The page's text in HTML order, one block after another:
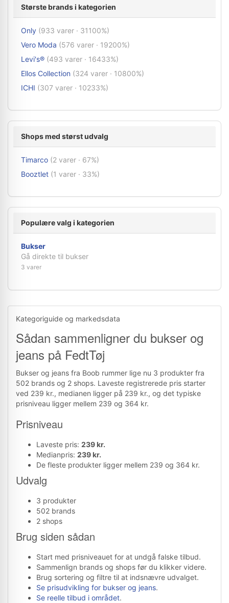
Største brands i kategorien
Only (933 varer · 31100%)
Vero Moda (576 varer · 19200%)
Levi's® (493 varer · 16433%)
Ellos Collection (324 varer · 10800%)
ICHI (307 varer · 10233%)
Shops med størst udvalg
Timarco (2 varer · 67%)
Booztlet (1 varer · 33%)
Populære valg i kategorien
Bukser
Gå direkte til bukser
3 varer
Kategoriguide og markedsdata
Sådan sammenligner du bukser og
jeans på FedtTøj
Bukser og jeans fra Boob rummer lige nu 3 produkter fra
502 brands og 2 shops. Laveste registrerede pris starter
ved 239 kr., medianen ligger på 239 kr., og det typiske
prisniveau ligger mellem 239 og 364 kr.
Prisniveau
Laveste pris: 239 kr.
Medianpris: 239 kr.
De fleste produkter ligger mellem 239 og 364 kr.
Udvalg
3 produkter
502 brands
2 shops
Brug siden sådan
Start med prisniveauet for at undgå falske tilbud.
Sammenlign brands og shops før du klikker videre.
Brug sortering og filtre til at indsnævre udvalget.
Se prisudvikling for bukser og jeans.
Se reelle tilbud i området.